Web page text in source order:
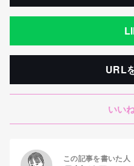
URL
いい
この記事を書いた人